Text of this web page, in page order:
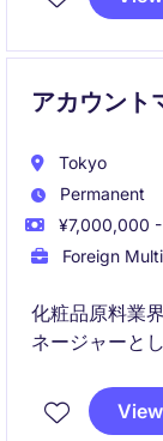
アカウント
Tokyo
Permanent
¥7,000,000
Foreign
化粧品原料業
ネージャーと
新規顧客に対
す。